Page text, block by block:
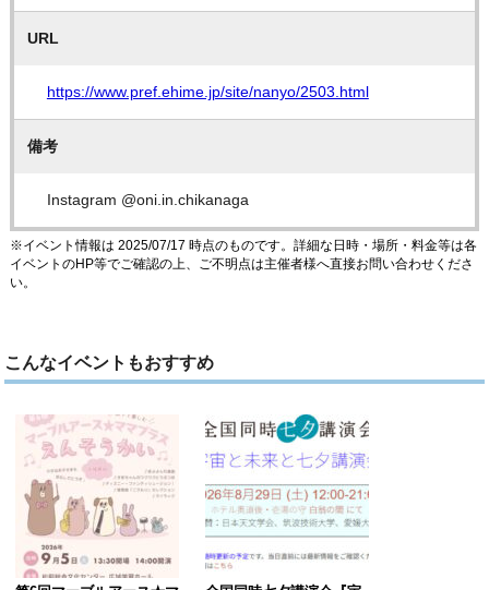
URL
https://www.pref.ehime.jp/site/nanyo/2503.html
備考
Instagram @oni.in.chikanaga
※イベント情報は 2025/07/17 時点のものです。詳細な日時・場所・料金等は各
イベントのHP等でご確認の上、ご不明点は主催者様へ直接お問い合わせくださ
い。
こんなイベントもおすすめ